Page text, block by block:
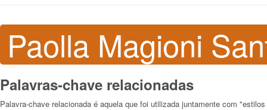
Paolla Magioni
Palavras-chave relacionadas
Palavra-chave relacionada é aquela que foi utilizada juntamente com